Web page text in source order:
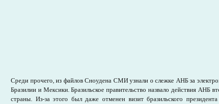
Среди прочего, из файлов Сноудена СМИ узнали о слежке АНБ за
Бразилии и Мексики. Бразильское правительство назвало действия АНБ
страны. Из-за этого был даже отменен визит бразильского